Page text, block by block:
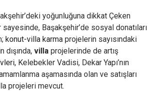
yoğunluğuna dikkat Çeken
Başakşehir’de sosyal donatıları
konut-villa karma projelerin sayısındaki
dışında, villa projelerinde de artış
, Kelebekler Vadisi, Dekar Yapı’nın
aşamasında olan ve satışları
projeleri mevcut.